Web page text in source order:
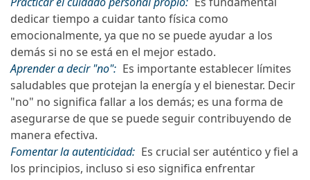
dedicar tiempo a cuidar tanto física como
emocionalmente, ya que no se puede ayudar a los
demás si no se está en el mejor estado.
Aprender a decir "no": Es importante establecer límites
saludables que protejan la energía y el bienestar. Decir
"no" no significa fallar a los demás; es una forma de
asegurarse de que se puede seguir contribuyendo de
manera efectiva.
Fomentar la autenticidad: Es crucial ser auténtico y fiel a
los principios, incluso si eso significa enfrentar